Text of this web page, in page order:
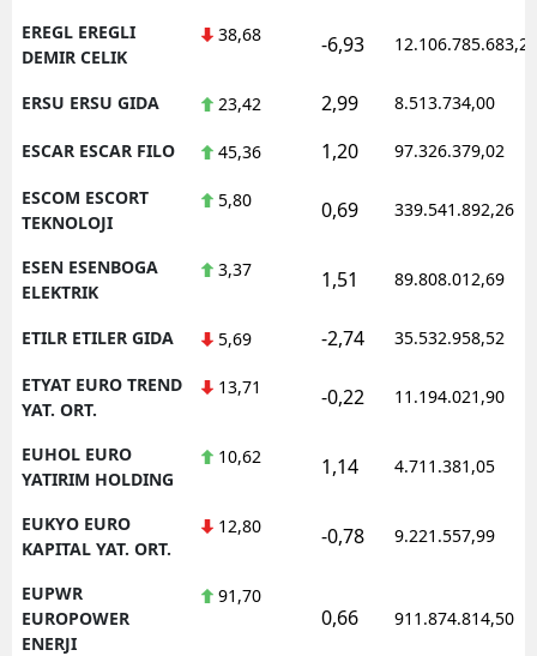
EREGL EREGLI
DEMIR CELIK
38,68 -6,93 12.106.785.683,20
ERSU ERSU GIDA 23,42 2,99 8.513.734,00
ESCAR ESCAR FILO 45,36 1,20 97.326.379,02
ESCOM ESCORT
TEKNOLOJI
5,80 0,69 339.541.892,26
ESEN ESENBOGA
ELEKTRIK
3,37 1,51 89.808.012,69
ETILR ETILER GIDA 5,69 -2,74 35.532.958,52
ETYAT EURO TREND
YAT. ORT.
13,71 -0,22 11.194.021,90
EUHOL EURO
YATIRIM HOLDING
10,62 1,14 4.711.381,05
EUKYO EURO
KAPITAL YAT. ORT.
12,80 -0,78 9.221.557,99
EUPWR
EUROPOWER
ENERJI
91,70
0,66 911.874.814,50